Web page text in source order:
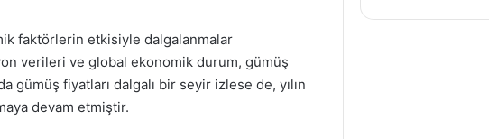
faktörlerin etkisiyle dalgalanmalar
verileri ve global ekonomik durum, gümüş
gümüş fiyatları dalgalı bir seyir izlese de, yılın
devam etmiştir.